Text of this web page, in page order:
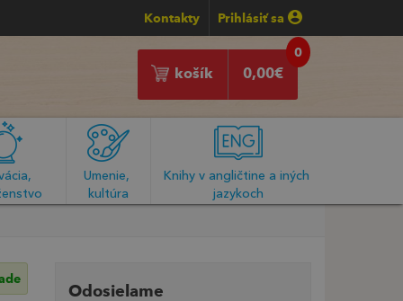
Kontakty Prihlásiť sa
0
0,00€
košík
Umenie,
kultúra
Knihy v angličtine a iných
jazykoch
Odosielame